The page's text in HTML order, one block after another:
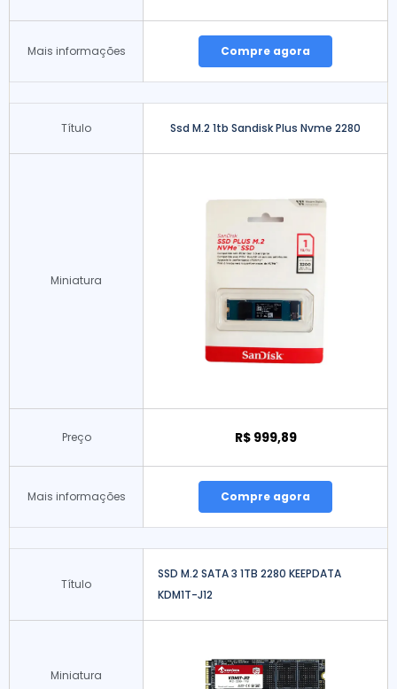
Mais informações Compre agora
Título Ssd M.2 1tb Sandisk Plus Nvme 2280
Miniatura
Preço R$ 999,89
Mais informações Compre agora
Título
SSD M.2 SATA 3 1TB 2280 KEEPDATA
KDM1T-J12
Miniatura